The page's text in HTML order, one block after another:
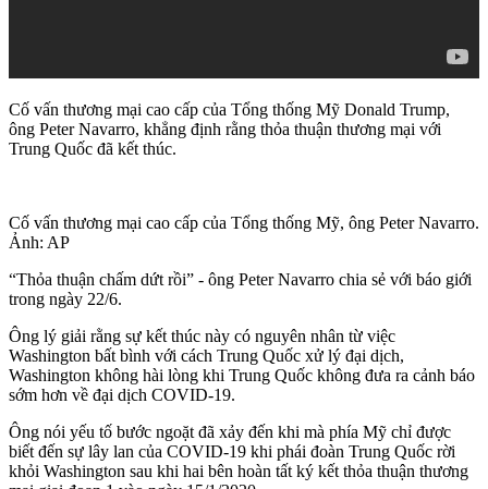
Cố vấn thương mại cao cấp của Tổng thống Mỹ Donald Trump,
ông Peter Navarro, khẳng định rằng thỏa thuận thương mại với
Trung Quốc đã kết thúc.
Cố vấn thương mại cao cấp của Tổng thống Mỹ, ông Peter Navarro.
Ảnh: AP
“Thỏa thuận chấm dứt rồi” - ông Peter Navarro chia sẻ với báo giới
trong ngày 22/6.
Ông lý giải rằng sự kết thúc này có nguyên nhân từ việc
Washington bất bình với cách Trung Quốc xử lý đại dịch,
Washington không hài lòng khi Trung Quốc không đưa ra cảnh báo
sớm hơn về đại dịch COVID-19.
Ông nói yếu tố bước ngoặt đã xảy đến khi mà phía Mỹ chỉ được
biết đến sự lây lan của COVID-19 khi phái đoàn Trung Quốc rời
khỏi Washington sau khi hai bên hoàn tất ký kết thỏa thuận thương